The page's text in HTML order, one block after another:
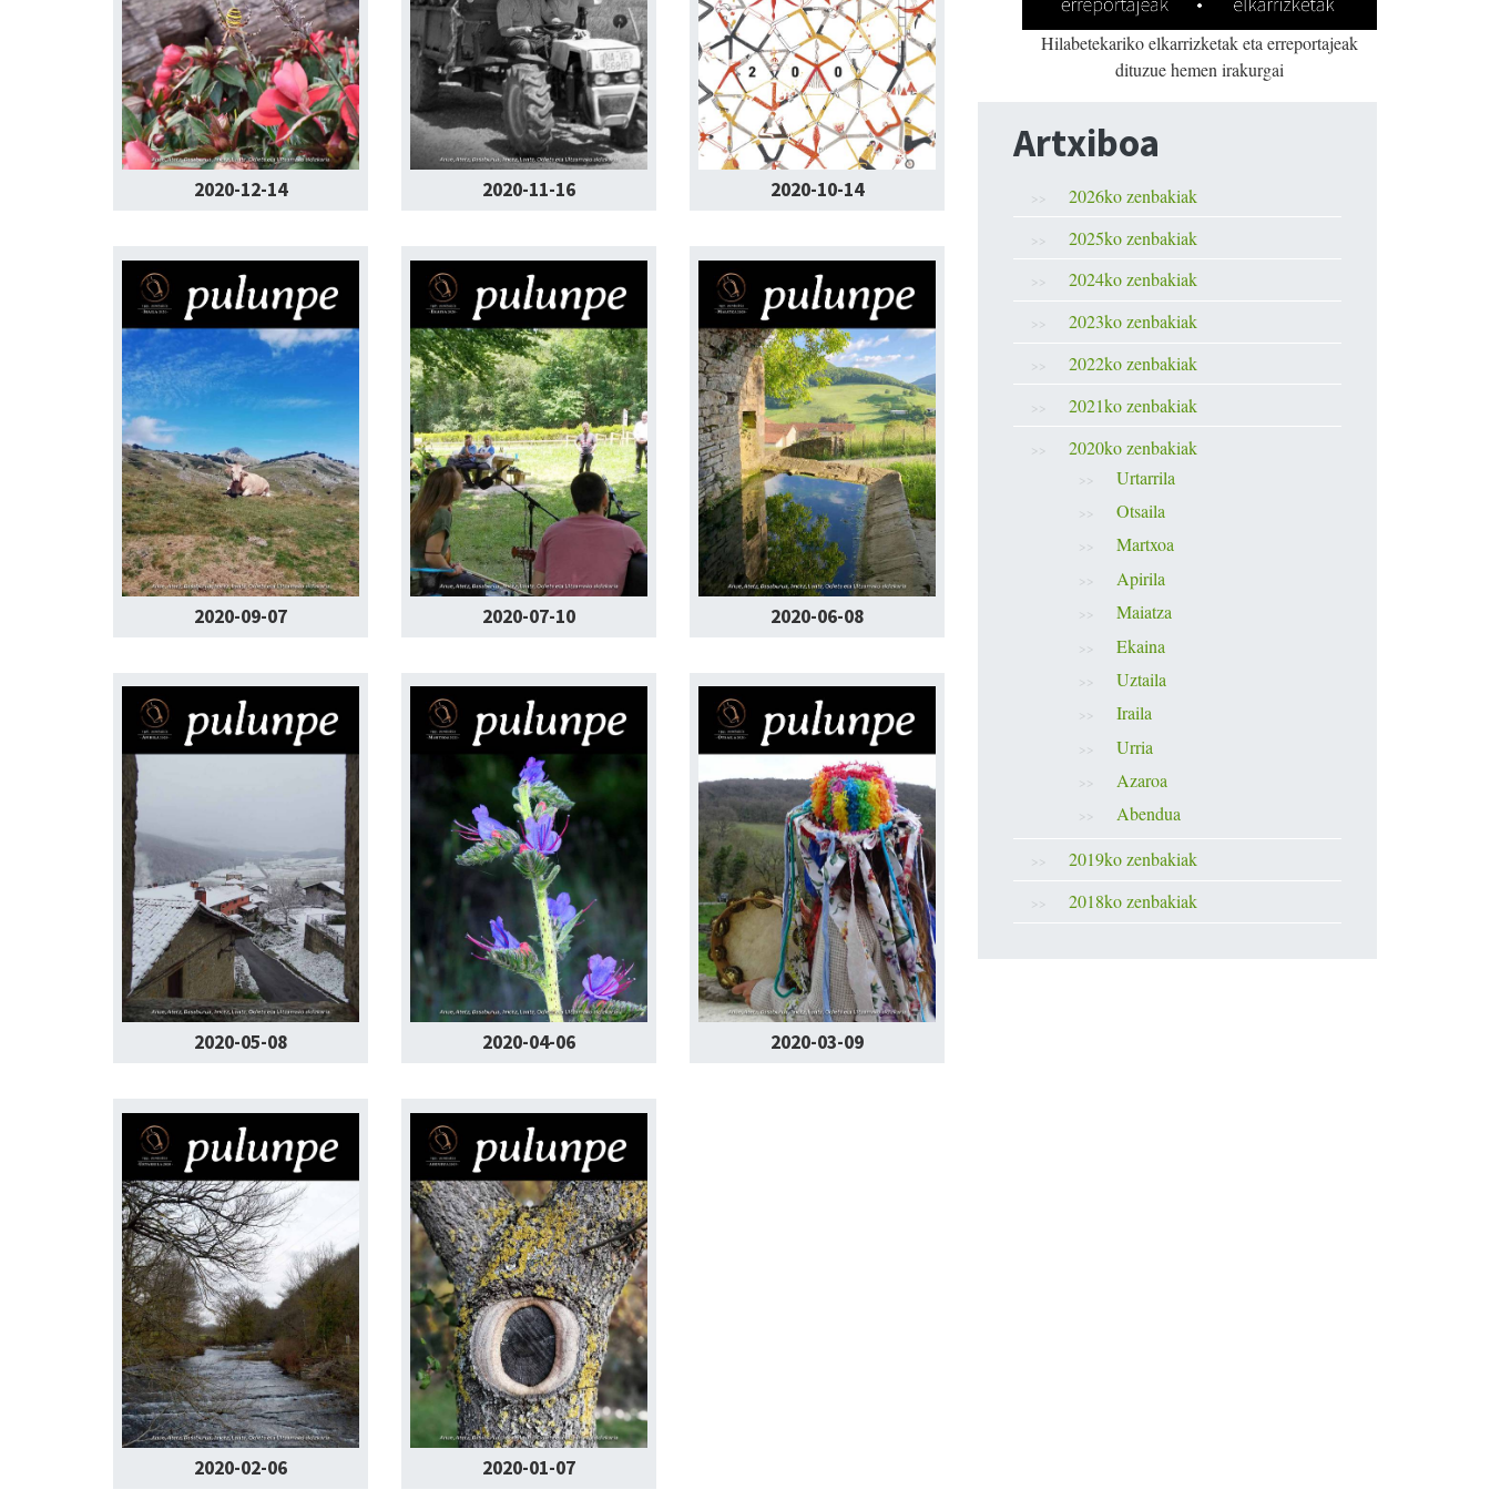
2020-12-14 2020-11-16 2020-10-14
2020-09-07 2020-07-10 2020-06-08
2020-05-08 2020-04-06 2020-03-09
2020-02-06 2020-01-07
Hilabetekariko elkarrizketak eta erreportajeak
dituzue hemen irakurgai
Artxiboa
2026ko zenbakiak
2025ko zenbakiak
2024ko zenbakiak
2023ko zenbakiak
2022ko zenbakiak
2021ko zenbakiak
2020ko zenbakiak
Urtarrila
Otsaila
Martxoa
Apirila
Maiatza
Ekaina
Uztaila
Iraila
Urria
Azaroa
Abendua
2019ko zenbakiak
2018ko zenbakiak